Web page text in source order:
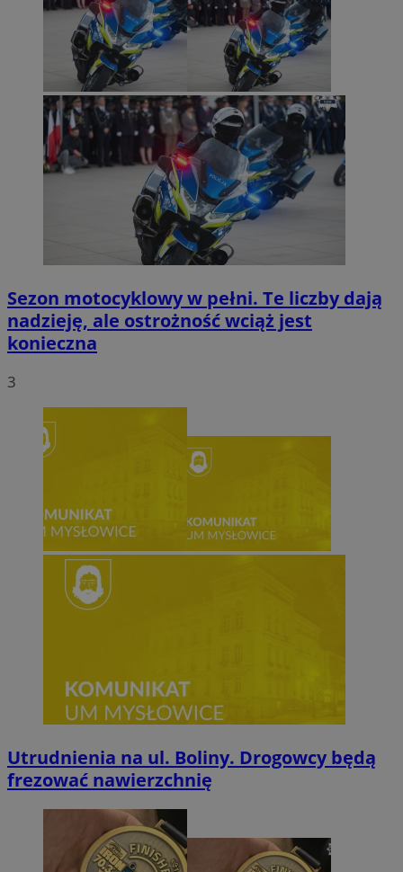
Sezon motocyklowy w pełni. Te liczby dają
nadzieję, ale ostrożność wciąż jest
konieczna
3
Utrudnienia na ul. Boliny. Drogowcy będą
frezować nawierzchnię